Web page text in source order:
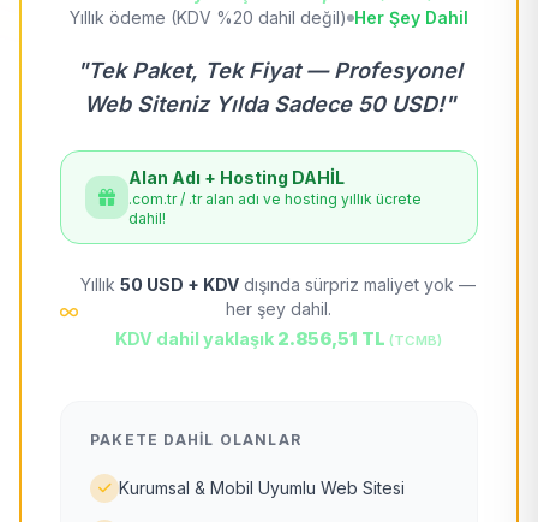
Yıllık ödeme (KDV %20 dahil değil) Her Şey Dahil
"Tek Paket, Tek Fiyat — Profesyonel
Web Siteniz Yılda Sadece 50 USD!"
Alan Adı + Hosting DAHİL
.com.tr / .tr alan adı ve hosting yıllık ücrete
dahil!
Yıllık 50 USD + KDV dışında sürpriz maliyet yok —
her şey dahil.
KDV dahil yaklaşık 2.856,51 TL (TCMB)
PAKETE DAHIL OLANLAR
Kurumsal & Mobil Uyumlu Web Sitesi